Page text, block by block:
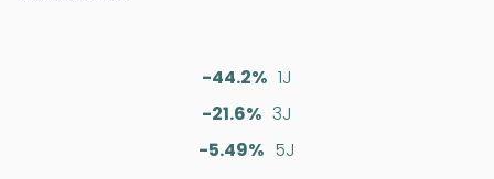
-44.2% 1J
-21.6% 3J
-5.49% 5J